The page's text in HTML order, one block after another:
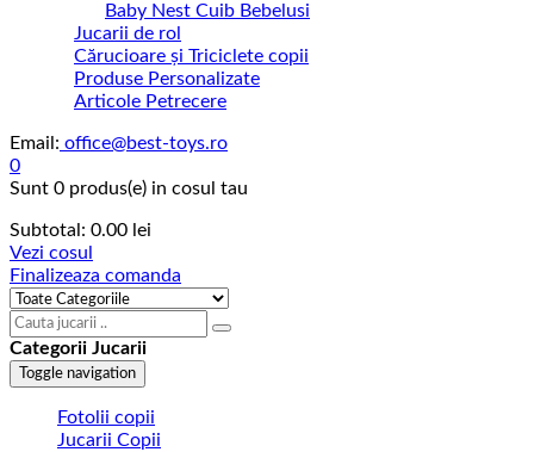
Baby Nest Cuib Bebelusi
Jucarii de rol
Cărucioare și Triciclete copii
Produse Personalizate
Articole Petrecere
Email: office@best-toys.ro
0
Sunt 0 produs(e) in cosul tau
Subtotal: 0.00 lei
Vezi cosul
Finalizeaza comanda
Categorii Jucarii
Toggle navigation
Fotolii copii
Jucarii Copii